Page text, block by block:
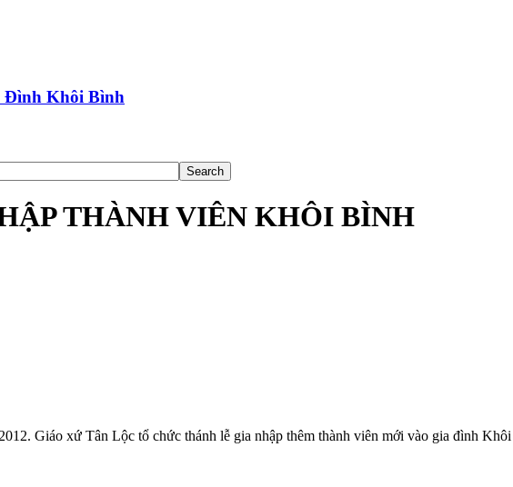
Đình Khôi Bình
THÀNH VIÊN KHÔI BÌNH
Giáo xứ Tân Lộc tổ chức thánh lễ gia nhập thêm thành viên mới vào gia đình